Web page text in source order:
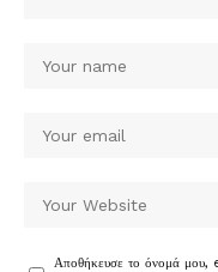
Αποθήκευσε το όνομά μου,